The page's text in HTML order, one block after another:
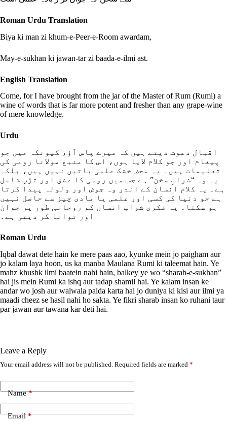
Roman Urdu Translation
Biya ki man zi khum-e-Peer-e-Room awardam,
May-e-sukhan ki jawan-tar zi baada-e-ilmi ast.
English Translation
Come, for I have brought from the jar of the Master of Rum (Rumi) a
wine of words that is far more potent and fresher than any grape-wine
of mere knowledge.
Urdu
اقبال دعوت دیتے ہیں کہ میرے پاس آؤ، کیونکہ میں جو
پیغام اور جو کلام لایا ہوں، اس کا منبع مولانا رومی کی
تعلیمات ہیں۔ یہ محض خشک علمی باتیں نہیں ہیں، بلکہ
یہ وہ “شرابِ سخن” ہے جس میں رومی کا عشق اور تڑپ شامل
ہے۔ یہ کلام انسان کے اندر وہ جوش اور ولولہ پیدا کرتا
ہے جو دنیا کی کسی اور علمی یا مادی چیز سے حاصل نہیں
ہو سکتا۔ یہ فکری شراب انسان کو روحانی طور پر جوان
اور توانا کر دیتی ہے۔
Roman Urdu
Iqbal dawat dete hain ke mere paas aao, kyunke mein jo paigham aur
jo kalam laya hoon, us ka manba Maulana Rumi ki taleemat hain. Ye
mahz khushk ilmi baatein nahi hain, balkey ye wo “sharab-e-sukhan”
hai jis mein Rumi ka ishq aur tadap shamil hai. Ye kalam insan ke
andar wo josh aur walwala paida karta hai jo duniya ki kisi aur ilmi ya
maadi cheez se hasil nahi ho sakta. Ye fikri sharab insan ko ruhani taur
par jawan aur tawana kar deti hai.
Leave a Reply
Your email address will not be published. Required fields are marked *
Name*
Email*
A
t
e